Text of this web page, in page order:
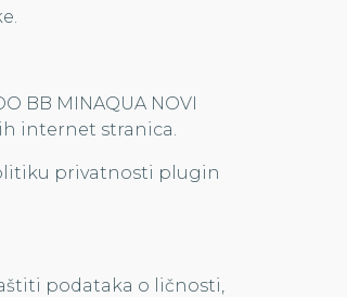
BB MINAQUA NOVI
internet stranica.
privatnosti plugin
podataka o ličnosti,